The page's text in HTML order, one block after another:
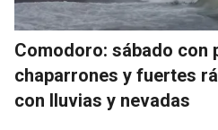
Comodoro: sábado con
chaparrones y fuertes
con lluvias y nevadas